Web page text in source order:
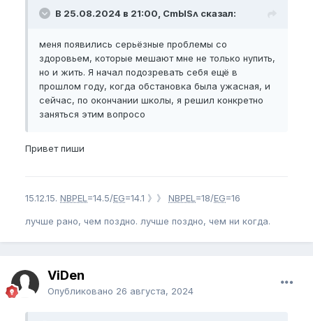
В 25.08.2024 в 21:00, CmЫSʌ сказал:
меня появились серьёзные проблемы со
здоровьем, которые мешают мне не только нупить,
но и жить. Я начал подозревать себя ещё в
прошлом году, когда обстановка была ужасная, и
сейчас, по окончании школы, я решил конкретно
заняться этим вопросо
Привет пиши
15.12.15. NBPEL =14.5/EG=14.1 》》 NBPEL =18/EG=16
лучше рано, чем поздно. лучше поздно, чем ни когда.
ViDen
Опубликовано 26 августа, 2024